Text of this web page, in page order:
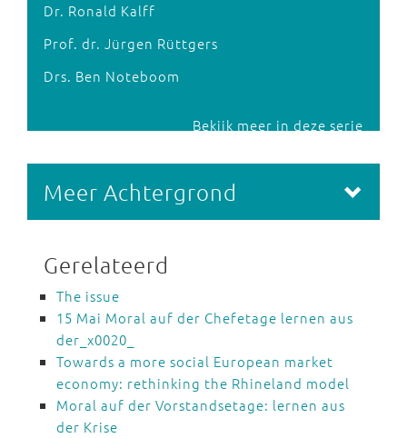
Dr. Ronald Kalff
Prof. dr. Jürgen Rüttgers
Drs. Ben Noteboom
Bekijk meer in deze serie
Meer Achtergrond
Gerelateerd
The issue
15 Mai Moral auf der Chefetage lernen aus
der_x0020_
Towards a more social European market
economy: rethinking the Rhineland model
Moral auf der Vorstandsetage: lernen aus
der Krise